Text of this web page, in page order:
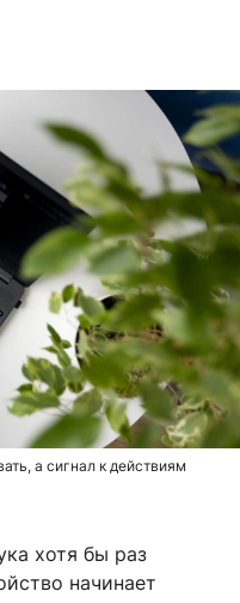
а сигнал к действиям
хотя бы раз
начинает